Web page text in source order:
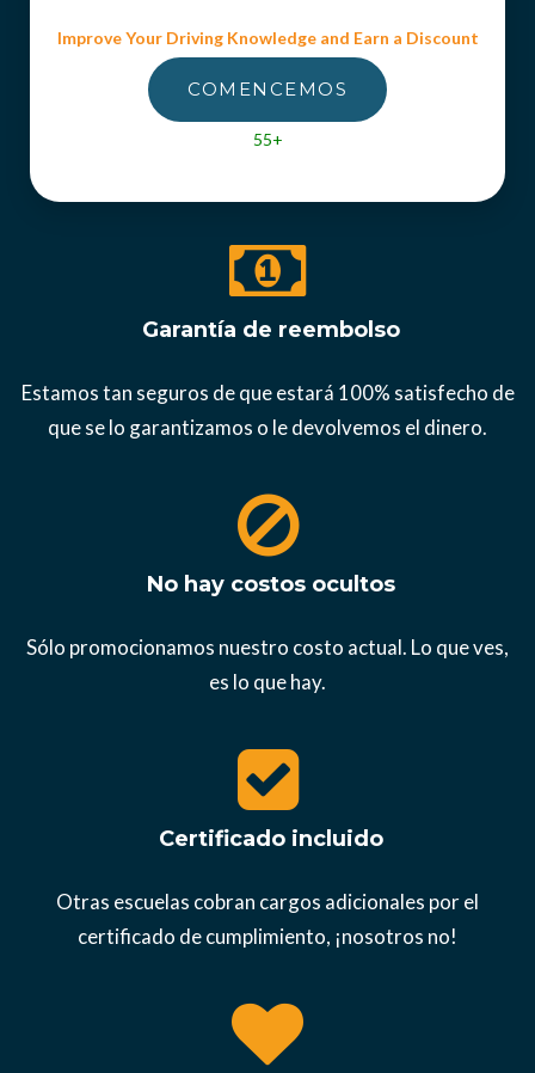
Improve Your Driving Knowledge and Earn a Discount
COMENCEMOS
55+
Garantía de reembolso
Estamos tan seguros de que estará 100% satisfecho de
que se lo garantizamos o le devolvemos el dinero.
No hay costos ocultos
Sólo promocionamos nuestro costo actual. Lo que ves,
es lo que hay.
Certificado incluido
Otras escuelas cobran cargos adicionales por el
certificado de cumplimiento, ¡nosotros no!